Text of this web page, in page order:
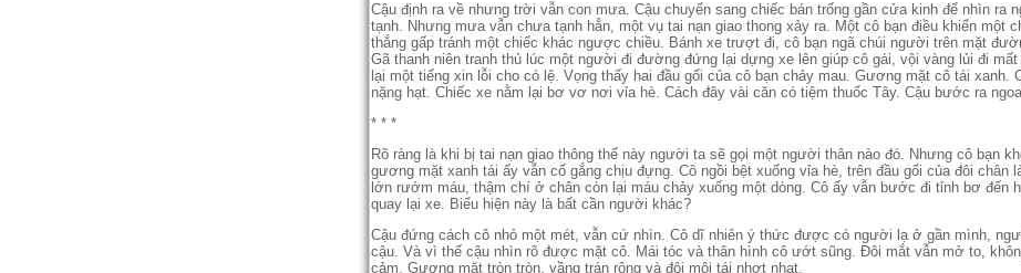
Cậu định ra về nhưng trời vẫn con mưa. Cậu chuyển sang chiếc bán trống gần cửa kinh để nhìn ra
tạnh. Nhưng mưa vẫn chưa tạnh hẳn, một vụ tai nạn giao thong xảy ra. Một cô bạn điều khiển một
thắng gấp tránh một chiếc khác ngược chiều. Bánh xe trượt đi, cô bạn ngã chúi người trên mặt
Gã thanh niên tranh thủ lúc một người đi đường đứng lại dựng xe lên giúp cô gái, vội vàng lủi đi mất
lại một tiếng xin lỗi cho có lệ. Vọng thấy hai đầu gối của cô bạn chảy mau. Gương mặt cô tái xanh.
nặng hạt. Chiếc xe nằm lại bơ vơ nơi vỉa hè. Cách đây vài căn có tiệm thuốc Tây. Cậu bước ra
* * *
Rõ ràng là khi bị tai nạn giao thông thế này người ta sẽ gọi một người thân nào đó. Nhưng cô bạn
gương mặt xanh tái ấy vẫn cố gắng chịu đựng. Cô ngồi bệt xuống vỉa hè, trên đầu gối của đôi chân
lớn rướm máu, thậm chí ở chân còn lại máu chảy xuống một dòng. Cô ấy vẫn bước đi tỉnh bơ đến
quay lại xe. Biểu hiện này là bất cần người khác?
Cậu đứng cách cô nhỏ một mét, vẫn cứ nhìn. Cô dĩ nhiên ý thức được có người lạ ở gần mình,
cậu. Và vì thế cậu nhìn rõ được mặt cô. Mái tóc và thân hình cô ướt sũng. Đôi mắt vẫn mở to,
cảm. Gương mặt tròn tròn, vầng trán rộng và đôi môi tái nhợt nhạt.